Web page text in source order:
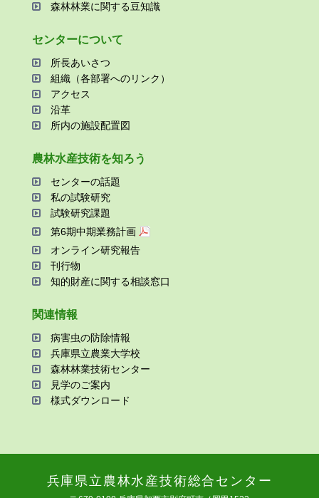
森林林業に関する⾖知識
センターについて
所⻑あいさつ
組織（各部署へのリンク）
アクセス
沿⾰
所内の施設配置図
農林⽔産技術を知ろう
センターの話題
私の試験研究
試験研究課題
第6期中期業務計画
オンライン研究報告
刊⾏物
知的財産に関する相談窓⼝
関連情報
病害⾍の防除情報
兵庫県⽴農業⼤学校
森林林業技術センター
⾒学のご案内
様式ダウンロード
兵庫県⽴農林⽔産技術総合センター